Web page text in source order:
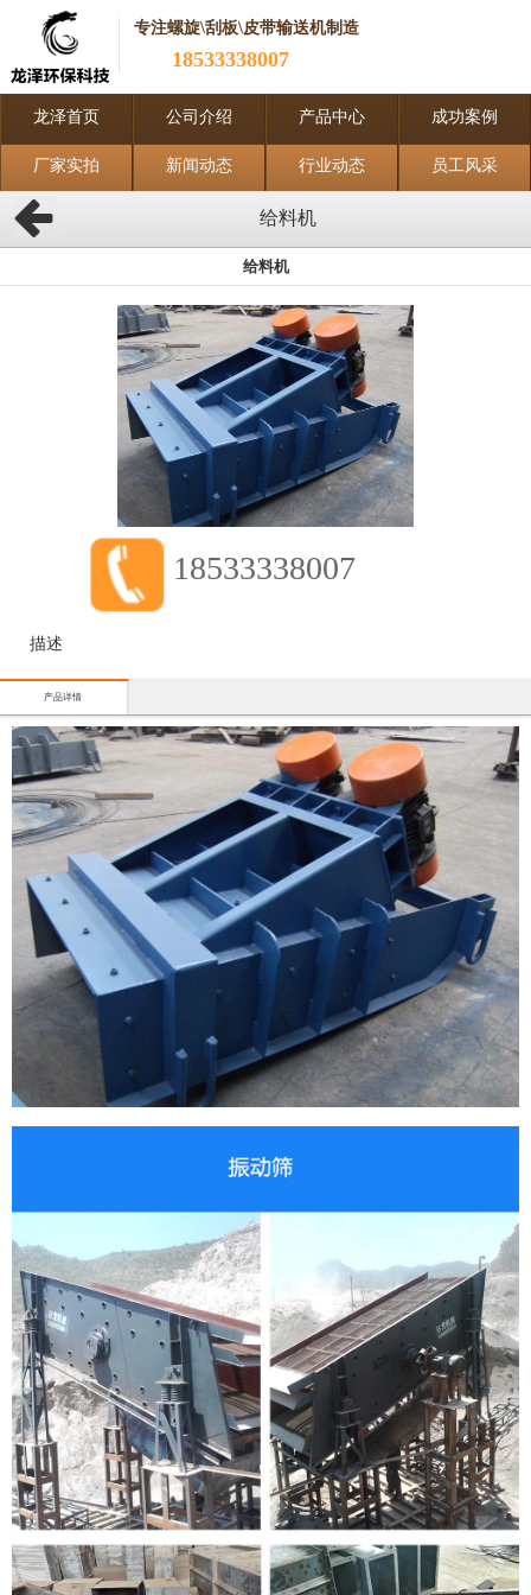
专注螺旋\刮板\皮带输送机制造
18533338007
龙泽首页 公司介绍 产品中心 成功案例
厂家实拍 新闻动态 行业动态 员工风采
给料机
给料机
18533338007
描述
产品详情